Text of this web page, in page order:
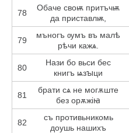
78
Обаче своѭ притъчѭ
да приставлѭ,
79
мъногъ ѹмъ въ малѣ
рѣчи кажѧ.
80
Нази бо вьси бес
книгъ ѩзꙑци
81
брати сѧ не могѫште
без орѫжіꙗ
82
съ противьникомь
доушь нашихъ